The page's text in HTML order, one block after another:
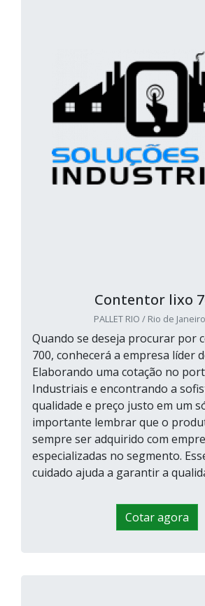
Contentor lixo
PALLET RIO / Rio de Janeiro
Quando se deseja procurar por
700, conhecerá a empresa líder
Elaborando uma cotação no
Industriais e encontrando a
qualidade e preço justo em um
importante lembrar que o
sempre ser adquirido com
especializadas no segmento.
cuidado ajuda a garantir a
Cotar agora